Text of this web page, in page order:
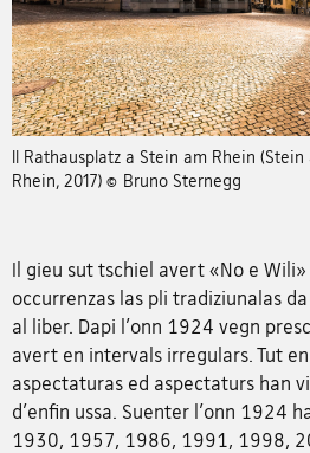
Il Rathausplatz a Stein am Rhein (Stein
Rhein, 2017) © Bruno Sternegg
Il gieu sut tschiel avert «No e
occurrenzas las pli tradiziunalas
al liber. Dapi l'onn 1924 vegn
avert en intervals irregulars. Tut
aspectaturas ed aspectaturs han
d'enfin ussa. Suenter l'onn 1924
1930, 1957, 1986, 1991, 1998,